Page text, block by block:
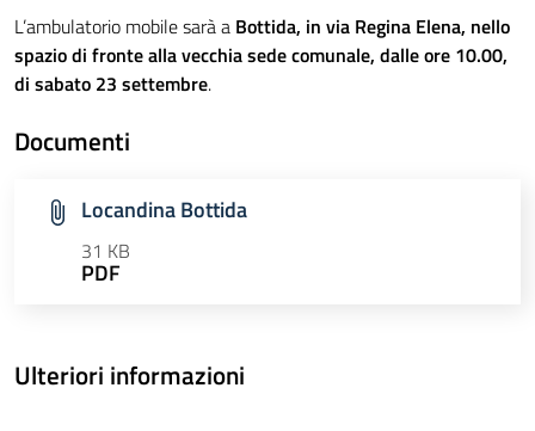
L’ambulatorio mobile sarà a Bottida, in via Regina Elena, nello
spazio di fronte alla vecchia sede comunale, dalle ore 10.00,
di sabato 23 settembre.
Documenti
Locandina Bottida
31 KB
PDF
Ulteriori informazioni